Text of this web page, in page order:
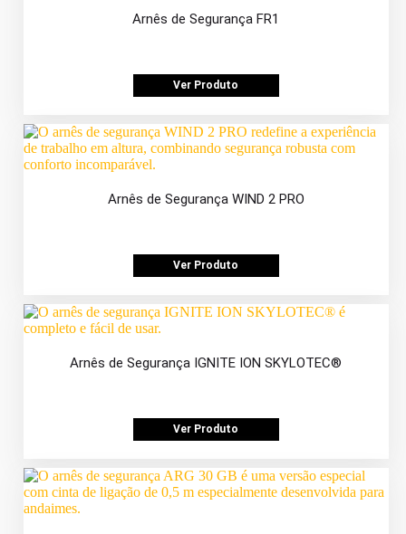
Arnês de Segurança FR1
Ver Produto
Arnês de Segurança WIND 2 PRO
Ver Produto
Arnês de Segurança IGNITE ION SKYLOTEC®
Ver Produto